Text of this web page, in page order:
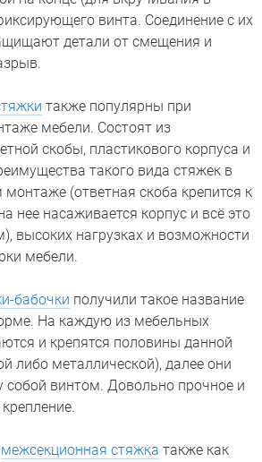
винта. Соединение с их
детали от смещения и
также популярны при
мебели. Состоят из
скобы, пластикового корпуса и
такого вида стяжек в
(ответная скоба крепится к
нее насаживается корпус и всё это
высоких нагрузках и возможности
мебели.
бабочки получили такое название
На каждую из мебельных
и крепятся половины данной
либо металлической), далее они
собой винтом. Довольно прочное и
межсекционная стяжка также как